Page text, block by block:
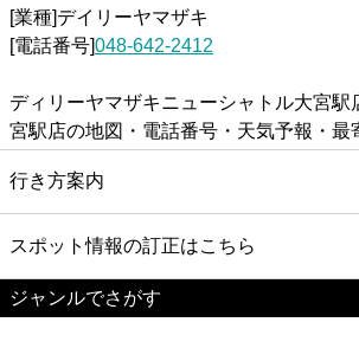
[業種]デイリーヤマザキ
[電話番号]048-642-2412
ディリーヤマザキニューシャトル大宮
宮駅店の地図・電話番号・天気予報・
行き方案内
スポット情報の訂正はこちら
ジャンルでさがす